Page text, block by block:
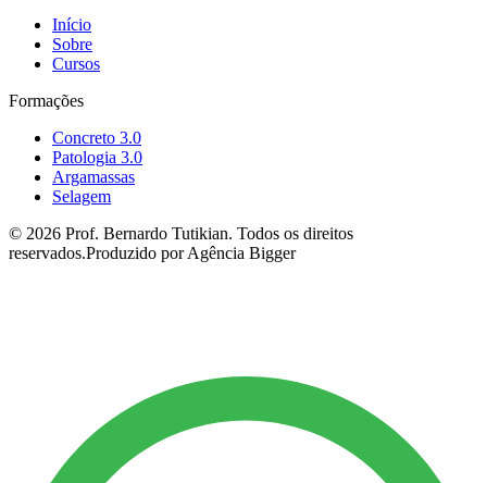
Início
Sobre
Cursos
Formações
Concreto 3.0
Patologia 3.0
Argamassas
Selagem
© 2026 Prof. Bernardo Tutikian. Todos os direitos
reservados.Produzido por Agência Bigger